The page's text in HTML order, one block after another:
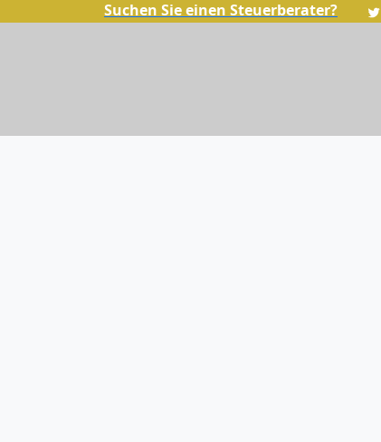
Suchen Sie einen Steuerberater?